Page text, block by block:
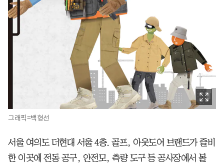
그래픽=백형선
서울 여의도 더현대 서울 4층. 골프, 아웃도어 브랜드가 즐비
한 이곳에 전동 공구, 안전모, 측량 도구 등 공사장에서 볼